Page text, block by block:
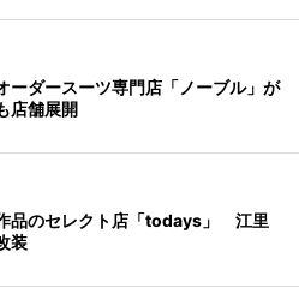
ーダースーツ専門店「ノーブル」が
店舗展開
品のセレクト店「todays」 江里
装